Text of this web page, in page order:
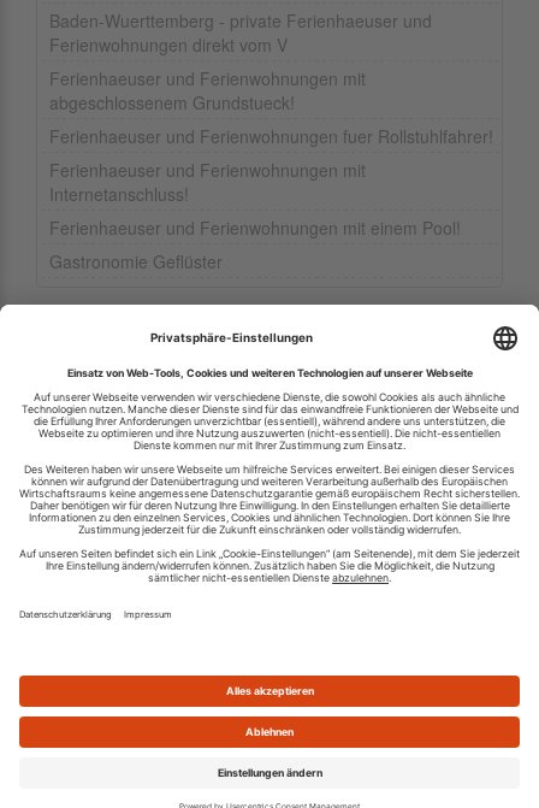
Baden-Wuerttemberg - private Ferienhaeuser und
Ferienwohnungen direkt vom V
Ferienhaeuser und Ferienwohnungen mit
abgeschlossenem Grundstueck!
Ferienhaeuser und Ferienwohnungen fuer Rollstuhlfahrer!
Ferienhaeuser und Ferienwohnungen mit
Internetanschluss!
Ferienhaeuser und Ferienwohnungen mit einem Pool!
Gastronomie Geflüster
Ihren RSS-Feed veröffentlichen
RSS-Verzeichnis.de © 2003-2026
Impressum
Kontakt
Datenschutzinformation
Cookie-Einstellungen
Was ist ein RSS Feed?
Die besten RSS Reader
101-200|200-300